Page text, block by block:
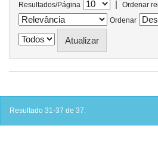
Resultados/Página |
Ordenar
Ordenar
Resultado 31-37 de 37.